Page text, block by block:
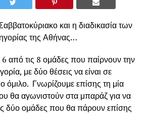
και η διαδικασία των
της Αθήνας…
6 από τις 8 ομάδες που παίρνουν την
με δύο θέσεις να είναι σε
όμιλο. Γνωρίζουμε επίσης τη μία
θα αγωνιστούν στα μπαράζ για να
δύο ομάδες που θα πάρουν επίσης